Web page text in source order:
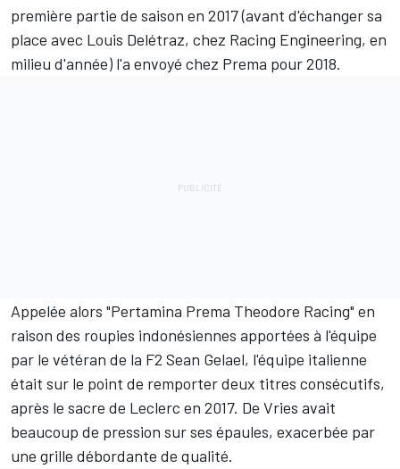
première partie de saison en 2017 (avant d'échanger sa
place avec Louis Delétraz, chez Racing Engineering, en
milieu d'année) l'a envoyé chez Prema pour 2018.
Appelée alors "Pertamina Prema Theodore Racing" en
raison des roupies indonésiennes apportées à l'équipe
par le vétéran de la F2 Sean Gelael, l'équipe italienne
était sur le point de remporter deux titres consécutifs,
après le sacre de Leclerc en 2017. De Vries avait
beaucoup de pression sur ses épaules, exacerbée par
une grille débordante de qualité.